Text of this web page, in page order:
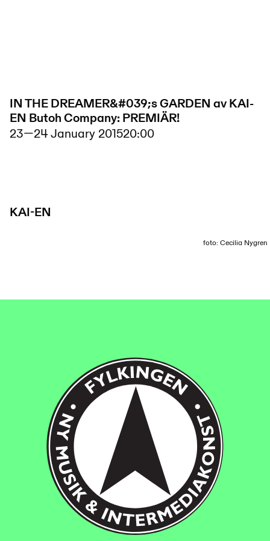
IN THE DREAMER&#039;s GARDEN av KAI-
EN Butoh Company: PREMIÄR!
23—24 January 201520:00
KAI-EN
foto: Cecilia Nygren